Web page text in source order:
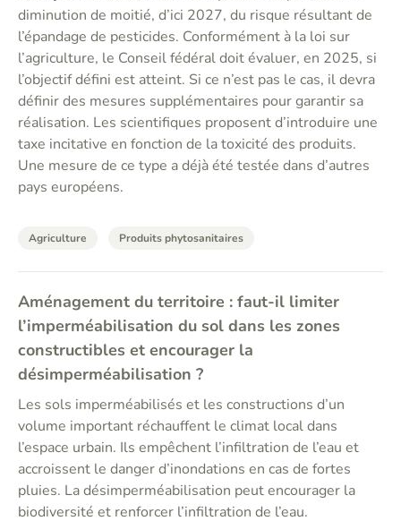
diminution de moitié, d’ici 2027, du risque résultant de
l’épandage de pesticides. Conformément à la loi sur
l’agriculture, le Conseil fédéral doit évaluer, en 2025, si
l’objectif défini est atteint. Si ce n’est pas le cas, il devra
définir des mesures supplémentaires pour garantir sa
réalisation. Les scientifiques proposent d’introduire une
taxe incitative en fonction de la toxicité des produits.
Une mesure de ce type a déjà été testée dans d’autres
pays européens.
Agriculture Produits phytosanitaires
Aménagement du territoire : faut-il limiter
l’imperméabilisation du sol dans les zones
constructibles et encourager la
désimperméabilisation ?
Les sols imperméabilisés et les constructions d’un
volume important réchauffent le climat local dans
l’espace urbain. Ils empêchent l’infiltration de l’eau et
accroissent le danger d’inondations en cas de fortes
pluies. La désimperméabilisation peut encourager la
biodiversité et renforcer l’infiltration de l’eau.